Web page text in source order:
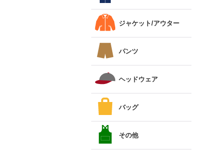
ジャケット/アウター
パンツ
ヘッドウェア
バッグ
その他